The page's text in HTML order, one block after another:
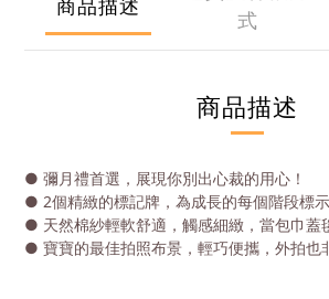
式
商品描述
● 彌月禮首選，展現你別出心裁的用心！
● 2個精緻的標記牌，為成長的每個階段標
● 天然棉紗輕軟舒適，觸感細緻，當包巾蓋
● 寶寶的最佳拍照布景，輕巧便攜，外拍也